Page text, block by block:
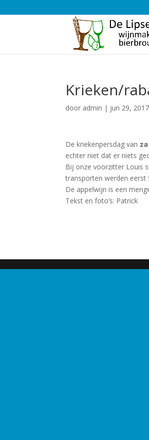
Krieken/
door admin | jun 29, 2017
De kriekenpersdag van
echter niet dat er niets
Bij onze voorzitter Louis
transporten werden eerst
De appelwijn is een
Tekst en foto’s: Patrick